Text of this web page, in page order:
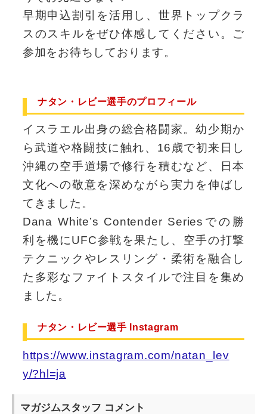
早期申込割引を活用し、世界トップクラ
スのスキルをぜひ体感してください。ご
参加をお待ちしております。
ナタン・レビー選手のプロフィール
イスラエル出身の総合格闘家。幼少期か
ら武道や格闘技に触れ、16歳で初来日し
沖縄の空手道場で修行を積むなど、日本
文化への敬意を深めながら実力を伸ばし
てきました。
Dana White’s Contender Seriesでの勝
利を機にUFC参戦を果たし、空手の打撃
テクニックやレスリング・柔術を融合し
た多彩なファイトスタイルで注目を集め
ました。
ナタン・レビー選手 Instagram
https://www.instagram.com/natan_lev
y/?hl=ja
マガジムスタッフ コメント